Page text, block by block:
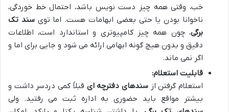
خب، وقتی همه چیز دست نویس باشد، احتمال خط خوردگی،
ناخوانا بودن یا حتی بعضی ابهامات هست. اما تویسند تک
برگی، چون همه چیز کامپیوتری و استاندارد است، اطلاعات
دقیق و بدون هیچ گونه ابهامی ارائه می شود و جایی برای اما و
اگر نمی ماند.
قابلیت استعلام:
استعلام گرفتن ازسندهای دفترچه ای قبلاً کمی دردسر داشت و
بیشتر مواقع باید حضوری به اداره ثبت می رفتید. ولی